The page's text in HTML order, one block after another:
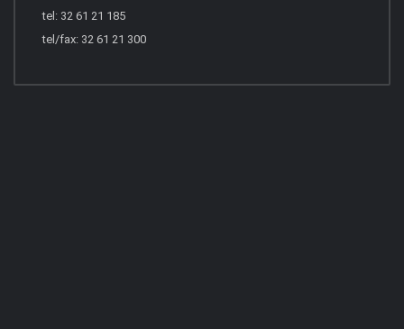
tel: 32 61 21 185
tel/fax: 32 61 21 300